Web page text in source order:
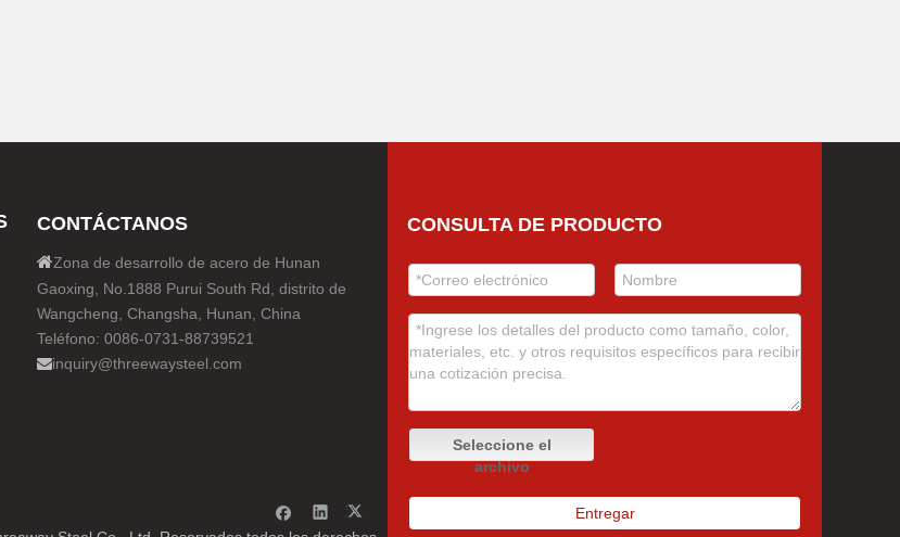
CONTÁCTANOS
Zona de desarrollo de acero de Hunan
Gaoxing, No.1888 Purui South Rd, distrito de
Wangcheng, Changsha, Hunan, China
Teléfono: 0086-0731-88739521
inquiry@threewaysteel.com
CONSULTA DE PRODUCTO
Seleccione el
archivo
Entregar